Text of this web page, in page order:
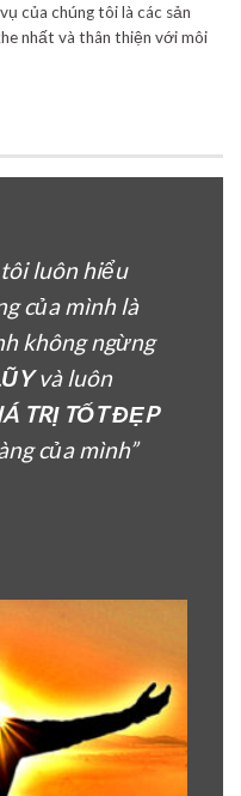
của chúng tôi là các sản
nhất và thân thiện với môi
luôn hiểu
của mình là
không ngừng
và luôn
TRỊ TỐT ĐẸP
của mình”